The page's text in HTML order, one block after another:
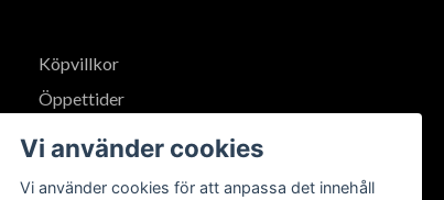
Köpvillkor
Öppettider
Vi använder cookies
Vi använder cookies för att anpassa det innehåll